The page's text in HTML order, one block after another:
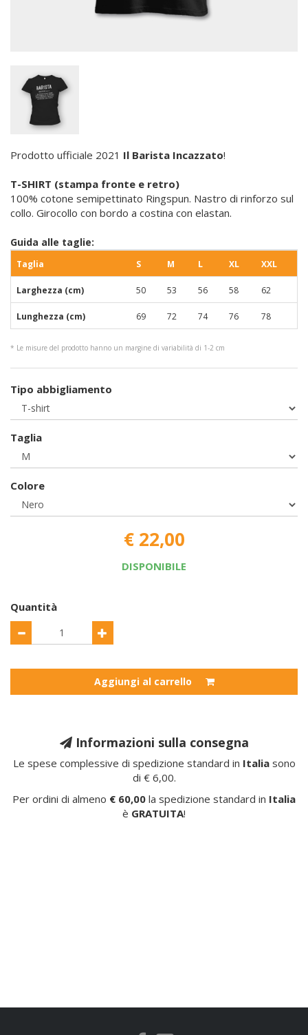
Prodotto ufficiale 2021 Il Barista Incazzato!
T-SHIRT (stampa fronte e retro)
100% cotone semipettinato Ringspun. Nastro di rinforzo sul
collo. Girocollo con bordo a costina con elastan.
Guida alle taglie:
Taglia S M L XL XXL
Larghezza (cm) 50 53 56 58 62
Lunghezza (cm) 69 72 74 76 78
* Le misure del prodotto hanno un margine di variabilità di 1-2 cm
Tipo abbigliamento
Taglia
Colore
€ 22,00
DISPONIBILE
Quantità
Aggiungi al carrello
Informazioni sulla consegna
Le spese complessive di spedizione standard in Italiasono
di € 6,00.
Per ordini di almeno € 60,00 la spedizione standard in Italia
è GRATUITA!